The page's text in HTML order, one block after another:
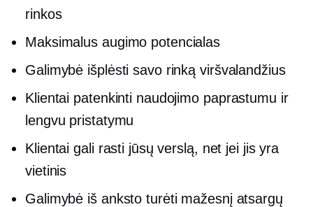
rinkos
Maksimalus augimo potencialas
Galimybė išplėsti savo rinką viršvalandžius
Klientai patenkinti naudojimo paprastumu ir
lengvu pristatymu
Klientai gali rasti jūsų verslą, net jei jis yra
vietinis
Galimybė iš anksto turėti mažesnį atsargų